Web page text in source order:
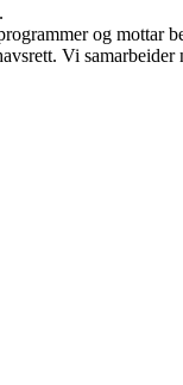
og mottar
Vi